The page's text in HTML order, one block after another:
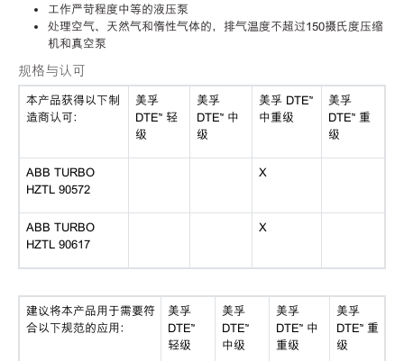
工作严苛程度中等的液压泵
处理空气、天然气和惰性气体的，排气温度不超过150摄氏度压缩
机和真空泵
规格与认可
本产品获得以下制
造商认可：
美孚
DTE™ 轻
级
美孚
DTE™ 中
级
美孚 DTE™
中重级
美孚
DTE™ 重
级
ABB TURBO
HZTL 90572
X
ABB TURBO
HZTL 90617
X
建议将本产品用于需要符
合以下规范的应用：
美孚
DTE™
轻级
美孚
DTE™
中级
美孚
DTE™ 中
重级
美孚
DTE™ 重
级